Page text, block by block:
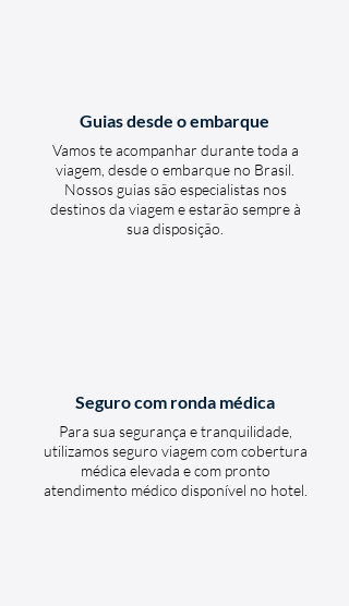
Guias desde o embarque
Vamos te acompanhar durante toda a
viagem, desde o embarque no Brasil.
Nossos guias são especialistas nos
destinos da viagem e estarão sempre à
sua disposição.
Seguro com ronda médica
Para sua segurança e tranquilidade,
utilizamos seguro viagem com cobertura
médica elevada e com pronto
atendimento médico disponível no hotel.